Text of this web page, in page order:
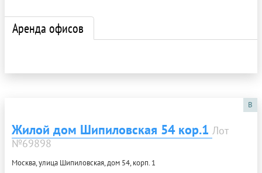
Аренда офисов
B
Жилой дом Шипиловская 54 кор.1 Лот
№69898
Москва, улица Шипиловская, дом 54, корп. 1